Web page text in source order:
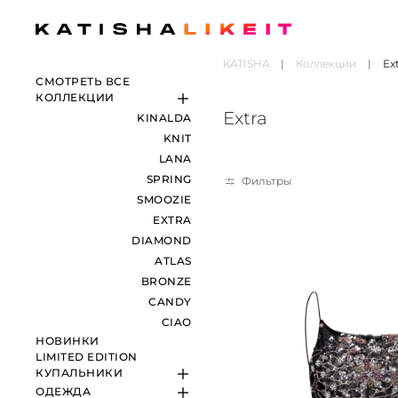
KATISHA Коллекции
Extra
Фильтры
СМОТРЕТЬ ВСЕ
КОЛЛЕКЦИИ
KINALDA
KNIT
LANA
SPRING
SMOOZIE
EXTRA
DIAMOND
ATLAS
BRONZE
CANDY
CIAO
НОВИНКИ
LIMITED EDITION
КУПАЛЬНИКИ
ЛИФЫ
ОДЕЖДА